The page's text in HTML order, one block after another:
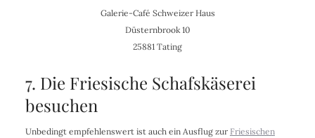
Galerie-Café Schweizer Haus
Düsternbrook 10
25881 Tating
7. Die Friesische Schafskäserei
besuchen
Unbedingt empfehlenswert ist auch ein Ausflug zur Friesischen